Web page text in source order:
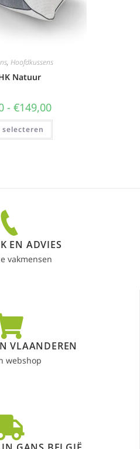
, Hoofdkussens
Natuur
- €149,00
selecteren
EN ADVIES
vakmensen
VLAANDEREN
webshop